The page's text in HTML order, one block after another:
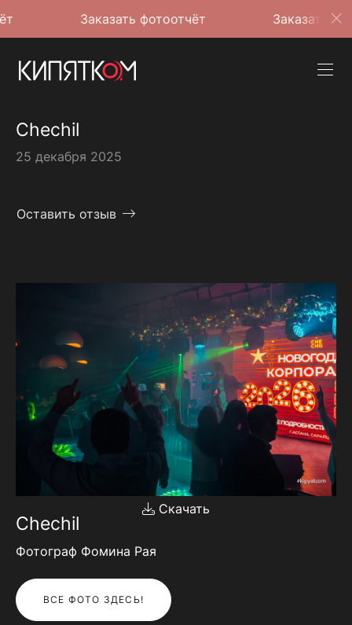
Заказать фотоотчёт Заказать фотоотчёт
Chechil
25 декабря 2025
Оставить отзыв
Скачать
Chechil
Фотограф Фомина Рая
ВСЕ ФОТО ЗДЕСЬ!